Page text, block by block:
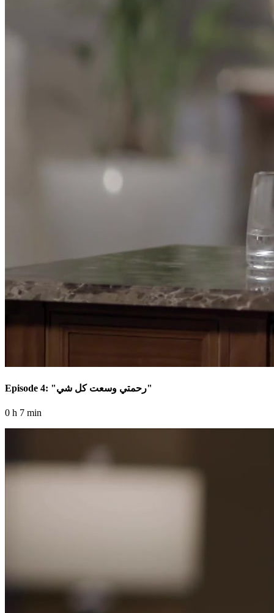
Episode 4: "رحمتي وسعت كل شي"
0 h 7 min